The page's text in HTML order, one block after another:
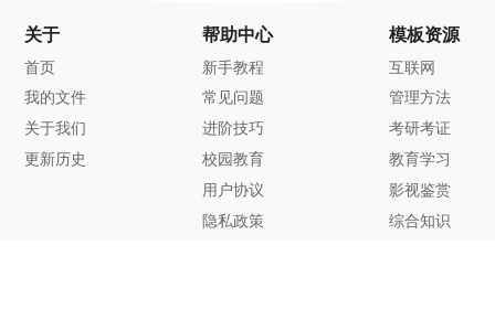
关于
首页
我的文件
关于我们
更新历史
帮助中心
新手教程
常见问题
进阶技巧
校园教育
用户协议
隐私政策
模板资源
互联网
管理方法
考研考证
教育学习
影视鉴赏
综合知识